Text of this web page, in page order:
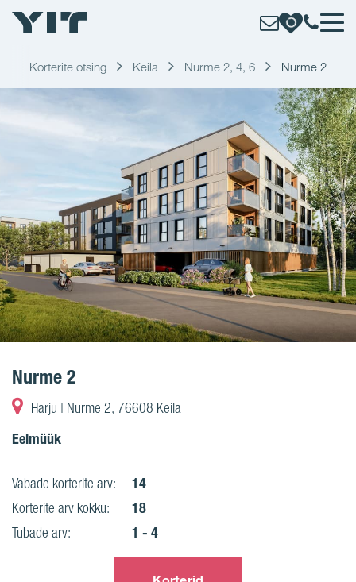
Korterite otsing Keila Nurme 2, 4, 6 Nurme 2
Nurme 2
Harju | Nurme 2, 76608 Keila
Eelmüük
Vabade korterite arv: 14
Korterite arv kokku: 18
Tubade arv: 1 - 4